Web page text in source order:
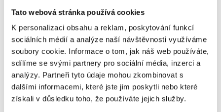
Tato webová stránka používá cookies
K personalizaci obsahu a reklam, poskytování funkcí
sociálních médií a analýze naší návštěvnosti využíváme
soubory cookie. Informace o tom, jak náš web používáte,
sdílíme se svými partnery pro sociální média, inzerci a
analýzy. Partneři tyto údaje mohou zkombinovat s
dalšími informacemi, které jste jim poskytli nebo které
získali v důsledku toho, že používáte jejich služby.
U Dálnice 777, 664 42 Brno
dnes otevřeno do 21:00
ALOve Westfield Černý most, Praha 9
Chlumecká 765/6, 198 19 Praha 9
tel.: +420735703904
dnes otevřeno do 21:00